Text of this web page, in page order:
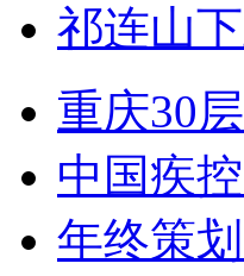
祁连山
重庆30
中国疾
年终策